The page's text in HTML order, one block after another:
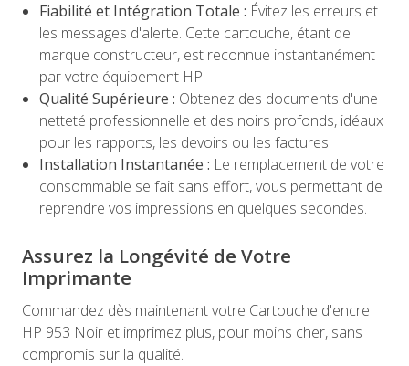
Fiabilité et Intégration Totale : Évitez les erreurs et
les messages d'alerte. Cette cartouche, étant de
marque constructeur, est reconnue instantanément
par votre équipement HP.
Qualité Supérieure : Obtenez des documents d'une
netteté professionnelle et des noirs profonds, idéaux
pour les rapports, les devoirs ou les factures.
Installation Instantanée : Le remplacement de votre
consommable se fait sans effort, vous permettant de
reprendre vos impressions en quelques secondes.
Assurez la Longévité de Votre
Imprimante
Commandez dès maintenant votre Cartouche d'encre
HP 953 Noir et imprimez plus, pour moins cher, sans
compromis sur la qualité.